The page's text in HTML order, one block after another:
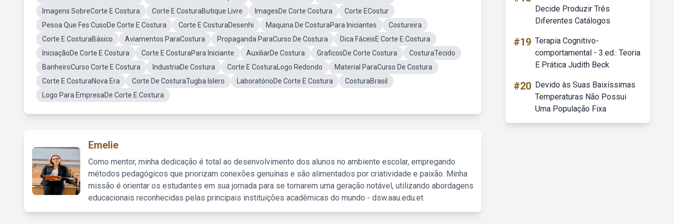
Imagens SobreCorte E Costura
Corte E CosturaButique Livre ImagesDe Corte Costura
Corte ECostur
Pesoa Que Fes CusoDe Corte E Costura
Corte E CosturaDesenhi Maquina De CosturaPara Iniciantes
Costureira
Corte E CosturaBásico
Aviamentos ParaCostura Propaganda ParaCurso De Costura
Dica FáceisE Corte E Costura
IniciaçãoDe Corte E Costura
Corte E CosturaPara Iniciante AuxiliarDe Costura GraficosDe Corte Costura
CosturaTecido
BanheiroCurso Corte E Costura
IndustriaDe Costura Corte E CosturaLogo Redondo
Material ParaCurso De Costura
Corte E CosturaNova Era
Corte De CosturaTugba Islero LaboratórioDe Corte E Costura
CosturaBrasil
Logo Para EmpresaDe Corte E Costura
Emelie
Como mentor, minha dedicação é total ao desenvolvimento dos alunos no ambiente escolar, empregando
métodos pedagógicos que priorizam conexões genuínas e são alimentados por criatividade e paixão. Minha
missão é orientar os estudantes em sua jornada para se tornarem uma geração notável, utilizando abordagens
educacionais reconhecidas pelas principais instituições acadêmicas do mundo - dsw.aau.edu.et.
Decide Produzir Três
Diferentes Catálogos
#19 Terapia Cognitivo-
comportamental - 3.ed.: Teoria
E Prática Judith Beck
#20 Devido às Suas Baixíssimas
Temperaturas Não Possui
Uma População Fixa